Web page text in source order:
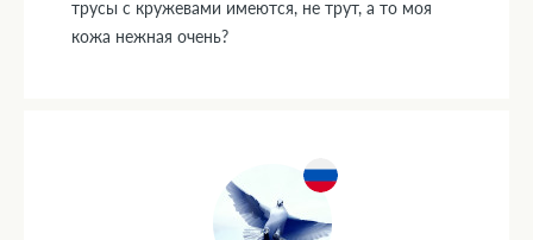
трусы с кружевами имеются, не трут, а то моя
кожа нежная очень?